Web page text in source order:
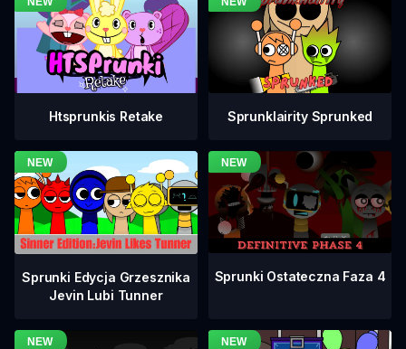
Htsprunkis Retake Sprunklairity Sprunked
Sprunki Edycja Grzesznika
Jevin Lubi Tunner
Sprunki Ostateczna Faza 4